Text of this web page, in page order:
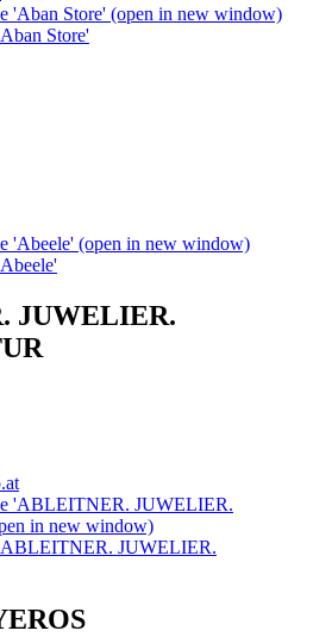
'Aban Store' (open in new window)
Store'
'Abeele' (open in new window)
JUWELIER.
'ABLEITNER. JUWELIER.
in new window)
JUWELIER.